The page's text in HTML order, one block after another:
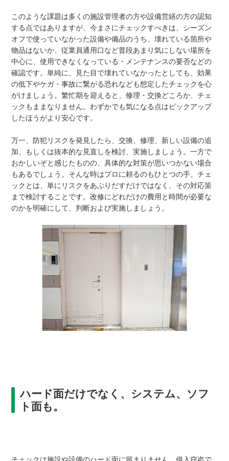
このような課題は多くの施設管理者の方や設備営繕の方の認知
する点ではありますが、今まさにチェックすべきは、シーズン
オフで使っていなかった設備や備品のうち、壊れている箇所や
物品はないか、従業員通用口など普段あまり気にしない場所を
中心に、使用できなくなっている・メンテナンスの要否などの
確認です。単純に、見た目で壊れていなかったとしても、効果
の低下やケガ・事故に繋がる恐れなども想定したチェックを心
がけましょう。繁忙期を迎えると、修理・交換どころか、チェ
ックもままなりません。わずかでも気になる点はピックアップ
したほうがより安心です。
万一、防犯リスクを発見したら、交換、修理、新しい設備の追
加、もしくは抜本的な見直しを検討、実施しましょう。一方で
おかしいぞと感じたものの、具体的な対策が思いつかない場合
もあるでしょう。そんな時はプロに頼るのもひとつの手。チェ
ックとは、単にリスクをあぶりだすだけではなく、その対応策
まで検討することです。改修にどれだけの費用と時間が必要な
のかを明確にして、判断および実施しましょう。
ハード面だけでなく、システム、ソフ
ト面も。